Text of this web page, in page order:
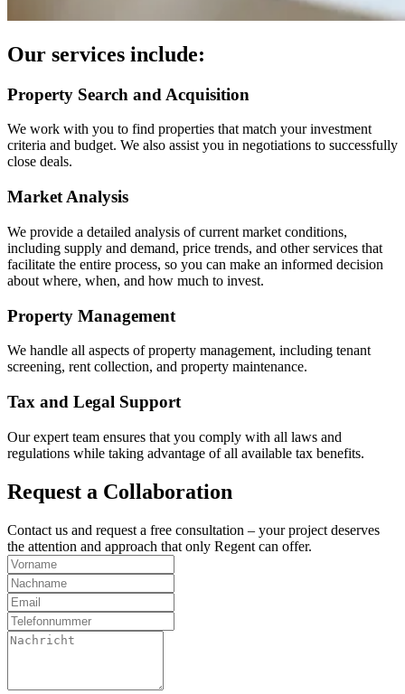
Our services include:
Property Search and Acquisition
We work with you to find properties that match your investment
criteria and budget. We also assist you in negotiations to successfully
close deals.
Market Analysis
We provide a detailed analysis of current market conditions,
including supply and demand, price trends, and other services that
facilitate the entire process, so you can make an informed decision
about where, when, and how much to invest.
Property Management
We handle all aspects of property management, including tenant
screening, rent collection, and property maintenance.
Tax and Legal Support
Our expert team ensures that you comply with all laws and
regulations while taking advantage of all available tax benefits.
Request a Collaboration
Contact us and request a free consultation – your project deserves
the attention and approach that only Regent can offer.